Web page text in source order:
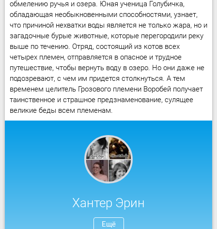
обмелению ручья и озера. Юная ученица Голубичка,
обладающая необыкновенными способностями, узнает,
что причиной нехватки воды является не только жара, но и
загадочные бурые животные, которые перегородили реку
выше по течению. Отряд, состоящий из котов всех
четырех племен, отправляется в опасное и трудное
путешествие, чтобы вернуть воду в озеро. Но они даже не
подозревают, с чем им придется столкнуться. А тем
временем целитель Грозового племени Воробей получает
таинственное и страшное предзнаменование, сулящее
великие беды всем племенам.
Хантер Эрин
Ещё